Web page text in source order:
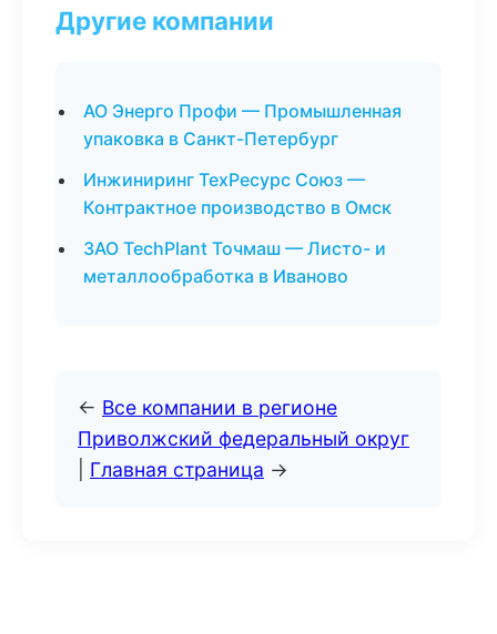
Другие компании
АО Энерго Профи — Промышленная
упаковка в Санкт-Петербург
Инжиниринг ТехРесурс Союз —
Контрактное производство в Омск
ЗАО TechPlant Точмаш — Листо- и
металлообработка в Иваново
← Все компании в регионе
Приволжский федеральный округ
Главная страница →